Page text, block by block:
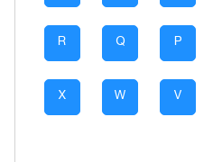
P
Q
R
V
W
X